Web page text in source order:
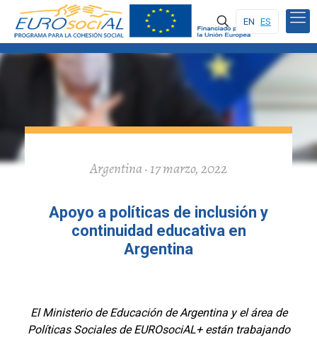
EN ES
Argentina · 17 marzo, 2022
Apoyo a políticas de inclusión y
continuidad educativa en
Argentina
El Ministerio de Educación de Argentina y el área de
Políticas Sociales de EUROsociAL+ están trabajando